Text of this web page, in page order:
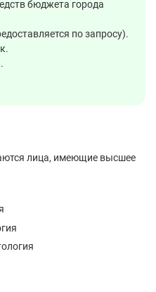
бюджета города
по запросу).
лица, имеющие высшее